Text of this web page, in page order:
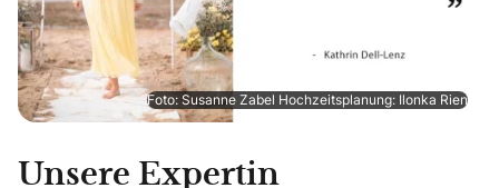
Foto: Susanne Zabel Hochzeitsplanung: Ilonka Rien
Unsere Expertin